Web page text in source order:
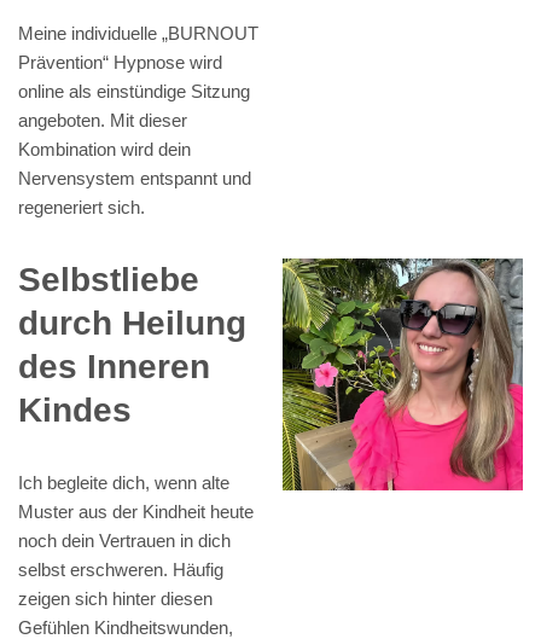
Meine individuelle „BURNOUT
Prävention“ Hypnose wird
online als einstündige Sitzung
angeboten. Mit dieser
Kombination wird dein
Nervensystem entspannt und
regeneriert sich.
Selbstliebe
durch Heilung
des Inneren
Kindes
Ich begleite dich, wenn alte
Muster aus der Kindheit heute
noch dein Vertrauen in dich
selbst erschweren. Häufig
zeigen sich hinter diesen
Gefühlen Kindheitswunden,